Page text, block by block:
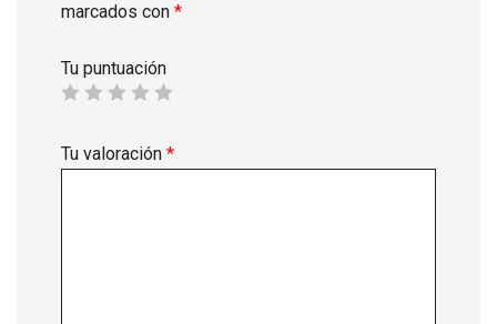
marcados con *
Tu puntuación
Tu valoración *